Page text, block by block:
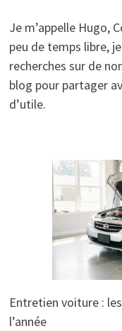
Je m’appelle Hugo,
peu de temps libre,
recherches sur de
blog pour partager
d’utile.
Entretien voiture :
l’année